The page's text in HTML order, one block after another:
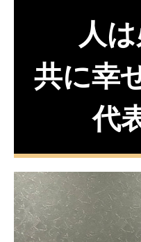
人
共に幸
代